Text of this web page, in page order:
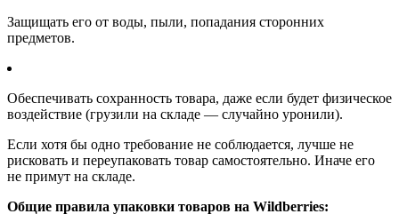
Защищать его от воды, пыли, попадания сторонних
предметов.
Обеспечивать сохранность товара, даже если будет физическое
воздействие (грузили на складе — случайно уронили).
Если хотя бы одно требование не соблюдается, лучше не
рисковать и переупаковать товар самостоятельно. Иначе его
не примут на складе.
Общие правила упаковки товаров на Wildberries: